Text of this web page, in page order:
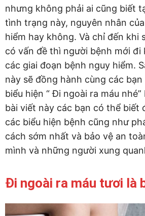
nhưng không phải ai cũng biết
tình trạng này, nguyên nhân
hiểm hay không. Và chỉ đến khi
có vấn đề thì người bệnh mới đi
các giai đoạn bệnh nguy hiểm.
này sẽ đồng hành cùng các
biểu hiện “ Đi ngoài ra máu
bài viết này các bạn có thể biết
các biểu hiện bệnh cũng như
cách sớm nhất và bảo vệ an
mình và những người xung
Đi ngoài ra máu tươi là